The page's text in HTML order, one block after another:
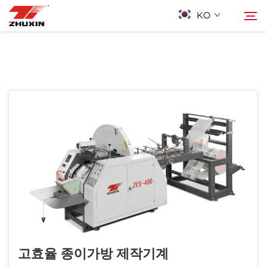
KO
연락하기
자주 묻는 질문
고효율 종이가방 제작기계